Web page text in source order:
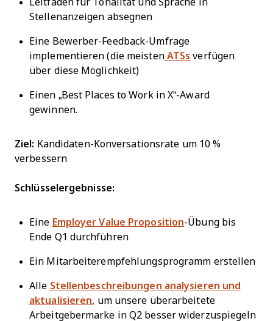
Leitfaden für Tonalität und Sprache in
Stellenanzeigen absegnen
Eine Bewerber-Feedback-Umfrage
implementieren (die meistenATSs verfügen
über diese Möglichkeit)
Einen „Best Places to Work in X“-Award
gewinnen.
Ziel: Kandidaten-Konversationsrate um 10 %
verbessern
Schlüsselergebnisse:
Eine Employer Value Proposition-Übung bis
Ende Q1 durchführen
Ein Mitarbeiterempfehlungsprogramm erstellen
Alle Stellenbeschreibungen analysieren und
aktualisieren, um unsere überarbeitete
Arbeitgebermarke in Q2 besser widerzuspiegeln